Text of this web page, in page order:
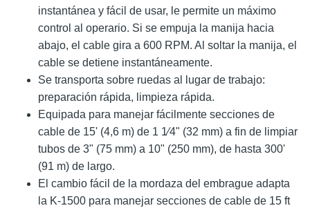
instantánea y fácil de usar, le permite un máximo
control al operario. Si se empuja la manija hacia
abajo, el cable gira a 600 RPM. Al soltar la manija, el
cable se detiene instantáneamente.
Se transporta sobre ruedas al lugar de trabajo:
preparación rápida, limpieza rápida.
Equipada para manejar fácilmente secciones de
cable de 15' (4,6 m) de 1 1⁄4" (32 mm) a fin de limpiar
tubos de 3" (75 mm) a 10" (250 mm), de hasta 300'
(91 m) de largo.
El cambio fácil de la mordaza del embrague adapta
la K-1500 para manejar secciones de cable de 15 ft